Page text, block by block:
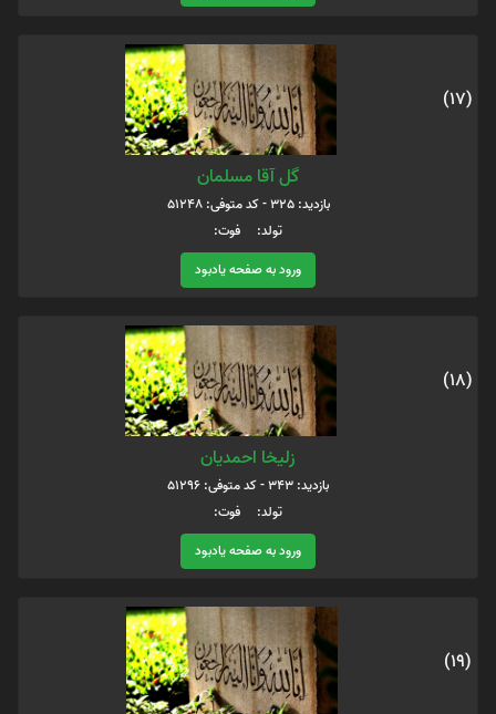
(17)
گل آقا مسلمان
بازدید: 325 - کد متوفی: 51248
تولد: فوت:
ورود به صفحه یادبود
(18)
زلیخا احمدیان
بازدید: 343 - کد متوفی: 51296
تولد: فوت:
ورود به صفحه یادبود
(19)